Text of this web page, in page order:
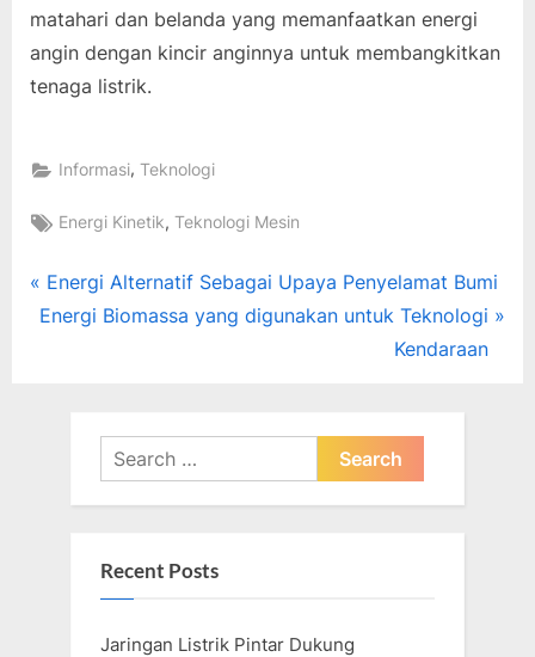
matahari dan belanda yang memanfaatkan energi
angin dengan kincir anginnya untuk membangkitkan
tenaga listrik.
Informasi,Teknologi
Tags:
Energi Kinetik,Teknologi Mesin
Post
navigation
P
r
Energi Alternatif Sebagai Upaya Penyelamat Bumi
N
Energi Biomassa yang digunakan untuk Teknologi
Kendaraan
Search
for:
Recent Posts
Jaringan Listrik Pintar Dukung